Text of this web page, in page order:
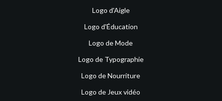
Logo d'Aigle
Logo d'Éducation
Logo de Mode
Logo de Typographie
Logo de Nourriture
Logo de Jeux vidéo